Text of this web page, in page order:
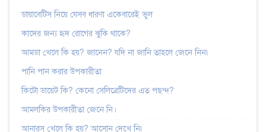
ডায়াবেটিস নিয়ে যেসব ধারণা একেবারেই ভুল
কাদের জন্য হৃদ রোগের ঝুকি থাকে?
আমডা খেলে কি হয়? জানেন? যদি না জানি তাহলে জেনে নিন৷
পানি পান করার উপকারীতা
কিটো ডায়েট কি? কেনো সেলিব্রেটিদের এত পছন্দ?
আমলকির উপকারীতা জেনে নি।
আনারস খেলে কি হয়? আসোন দেখে নি৷